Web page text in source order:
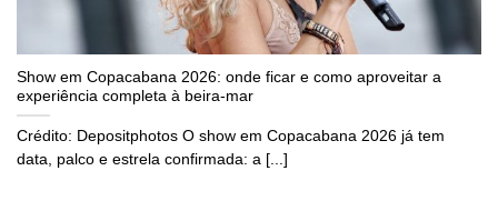
Show em Copacabana 2026: onde ficar e como aproveitar a
experiência completa à beira-mar
Crédito: Depositphotos O show em Copacabana 2026 já tem
data, palco e estrela confirmada: a [...]